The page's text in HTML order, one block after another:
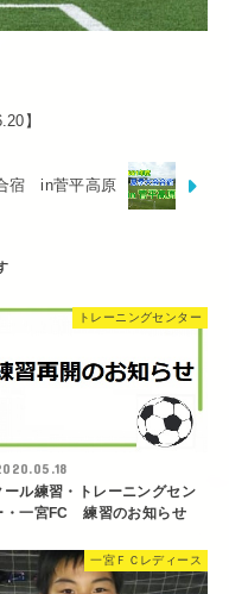
】
宿 in菅平高原
トレーニングセンター
ール練習・トレーニングセン
・一宮FC 練習のお知らせ
一宮ＦＣレディース